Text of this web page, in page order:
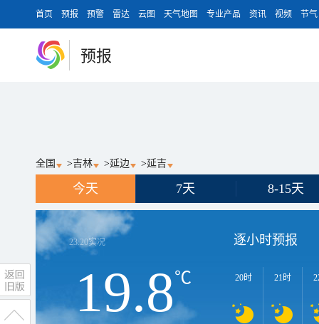
首页 预报 预警 雷达 云图 天气地图 专业产品 资讯 视频 节气
预报
全国 >吉林 >延边 >延吉
今天 7天 8-15天
23:20实况
19.8℃
逐小时预报
20时 21时